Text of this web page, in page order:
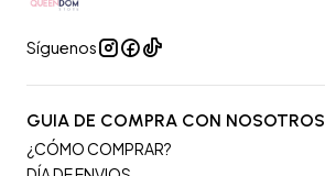
Síguenos
GUIA DE COMPRA CON NOSOTROS
¿CÓMO COMPRAR?